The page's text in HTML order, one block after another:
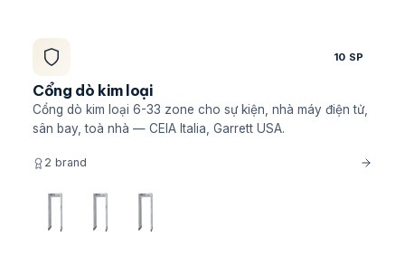
10 SP
Cổng dò kim loại
Cổng dò kim loại 6-33 zone cho sự kiện, nhà máy điện tử,
sân bay, toà nhà — CEIA Italia, Garrett USA.
2 brand